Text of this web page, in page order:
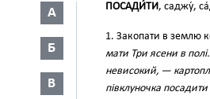
А
Б
В
ПОСАДИ́ТИ, саджу́,
1. Закопати в землю
мати Три ясени в
невисокий, —
півклуночка посадити